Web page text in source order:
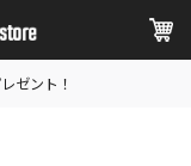
ゼント！